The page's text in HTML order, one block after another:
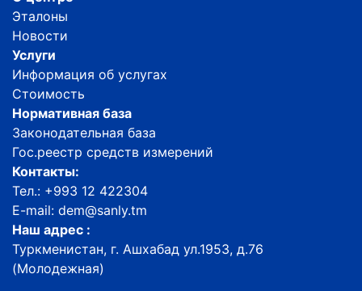
Эталоны
Новости
Услуги
Информация об услугах
Стоимость
Нормативная база
Законодательная база
Гос.реестр средств измерений
Контакты:
Тел.: +993 12 422304
E-mail: dem@sanly.tm
Наш адрес :
Туркменистан, г. Ашхабад ул.1953, д.76
(Молодежная)